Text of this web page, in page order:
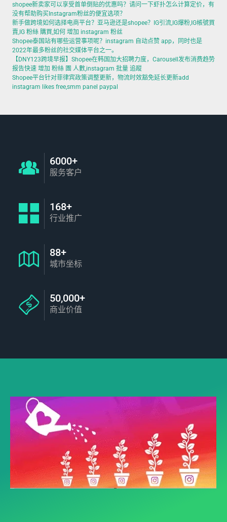
shopee新卖家可以享受首单倒贴的优惠吗？请问一下虾扑怎么计算定价，有
没有帮助购买Instagram粉丝的便宜选项？
新手做跨境如何选择电商平台？亚马逊还是shopee？IG引流,IG爆粉,IG帳號買
賣,IG 粉絲 購買,如何 增加 instagram 粉丝
Shopee泰国站有哪些运营事项呢？instagram 自动点赞 app，同时也是
2022年最多粉丝的社交媒体平台之一。
【DNY123跨境早报】Shopee在韩国加大招聘力度，Carousell发布消费趋势
报告快速 增加 粉絲 團 人數,instagram 批量 追蹤
Shopee平台针对菲律宾政策调整更新，物流时效豁免延长更新add
instagram likes free,smm panel paypal
6000+
服务客户
168+
行业推广
88+
城市坐标
50,000+
商业价值